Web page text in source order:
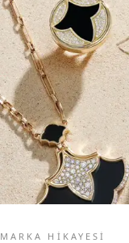
MARKA HIKAYESI